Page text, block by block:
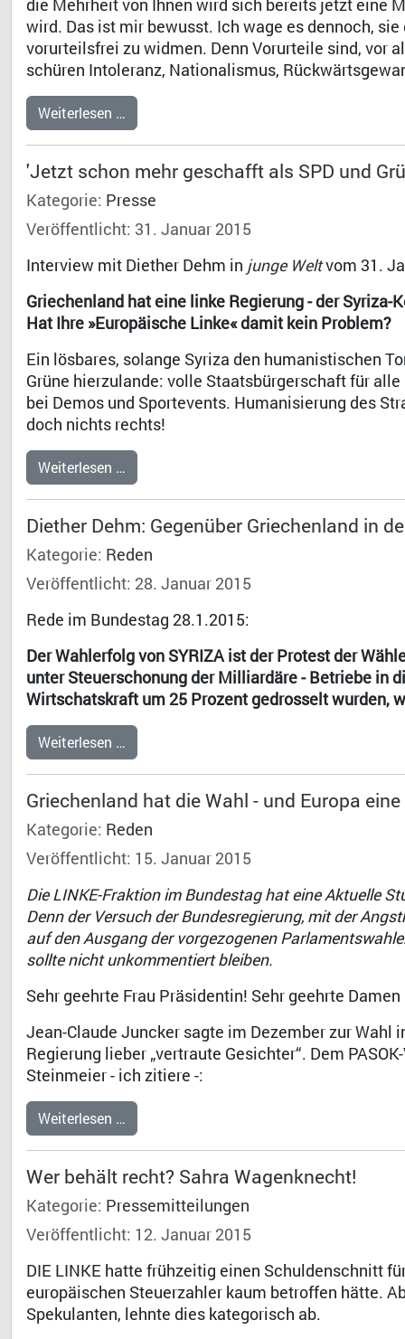
die Mehrheit von Ihnen wird sich bereits jetzt eine
wird. Das ist mir bewusst. Ich wage es dennoch,
vorurteilsfrei zu widmen. Denn Vorurteile sind, vor
schüren Intoleranz, Nationalismus,
Weiterlesen …
'Jetzt schon mehr geschafft als SPD und
Kategorie: Presse
Veröffentlicht: 31. Januar 2015
Interview mit Diether Dehm in junge Weltvom 31.
Griechenland hat eine linke Regierung - der
Hat Ihre »Europäische Linke« damit kein Problem?
Ein lösbares, solange Syriza den humanistischen
Grüne hierzulande: volle Staatsbürgerschaft für
bei Demos und Sportevents. Humanisierung des
doch nichts rechts!
Weiterlesen …
Diether Dehm: Gegenüber Griechenland in
Kategorie: Reden
Veröffentlicht: 28. Januar 2015
Rede im Bundestag 28.1.2015:
Der Wahlerfolg von SYRIZA ist der Protest der
unter Steuerschonung der Milliardäre - Betriebe in
Wirtschatskraft um 25 Prozent gedrosselt wurden,
Weiterlesen …
Griechenland hat die Wahl - und Europa
Kategorie: Reden
Veröffentlicht: 15. Januar 2015
Die LINKE-Fraktion im Bundestag hat eine Aktuelle
Denn der Versuch der Bundesregierung, mit der
auf den Ausgang der vorgezogenen
sollte nicht unkommentiert bleiben.
Sehr geehrte Frau Präsidentin! Sehr geehrte
Jean-Claude Juncker sagte im Dezember zur
Regierung lieber „vertraute Gesichter“. Dem
Steinmeier - ich zitiere -:
Weiterlesen …
Wer behält recht? Sahra Wagenknecht!
Kategorie: Pressemitteilungen
Veröffentlicht: 12. Januar 2015
DIE LINKE hatte frühzeitig einen Schuldenschnitt
europäischen Steuerzahler kaum betroffen hätte.
Spekulanten, lehnte dies kategorisch ab.